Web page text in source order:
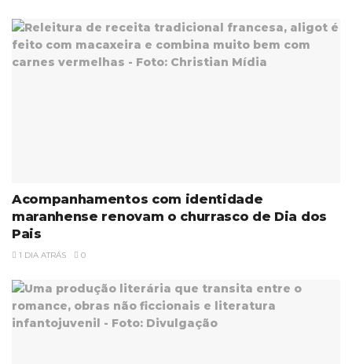
Acompanhamentos com identidade
maranhense renovam o churrasco de Dia dos
Pais
1 DIA ATRÁS 0